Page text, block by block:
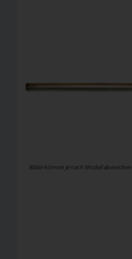
Bilder können je nach Modell abweichen